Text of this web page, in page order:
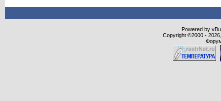
Powered by
Copyright ©2000 -